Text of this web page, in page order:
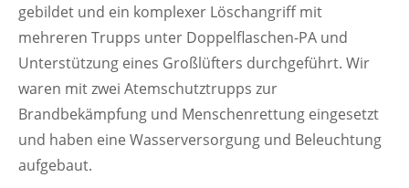
gebildet und ein komplexer Löschangriff mit
mehreren Trupps unter Doppelflaschen-PA und
Unterstützung eines Großlüfters durchgeführt. Wir
waren mit zwei Atemschutztrupps zur
Brandbekämpfung und Menschenrettung eingesetzt
und haben eine Wasserversorgung und Beleuchtung
aufgebaut.